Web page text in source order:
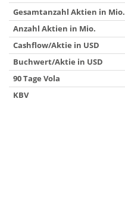
Gesamtanzahl Aktien in Mio.
Anzahl Aktien in Mio.
Cashflow/Aktie in USD
Buchwert/Aktie in USD
90 Tage Vola
KBV